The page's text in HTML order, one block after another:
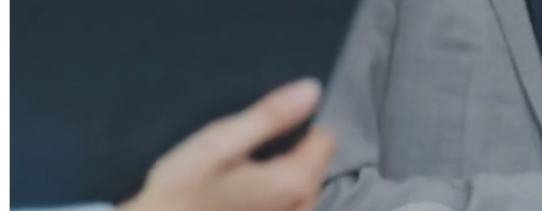
Gráficos en Movimiento
Imágenes Editoriales
Eventos Editoriales